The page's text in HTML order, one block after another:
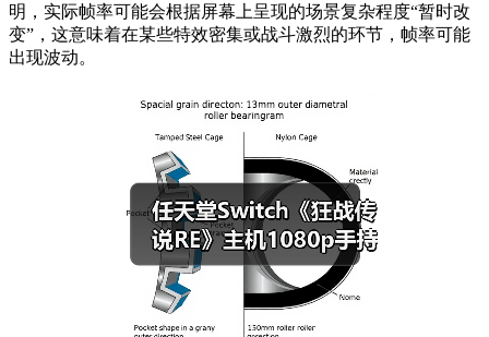
明，实际帧率可能会根据屏幕上呈现的场景复杂程度“暂时改
变”，这意味着在某些特效密集或战斗激烈的环节，帧率可能
出现波动。